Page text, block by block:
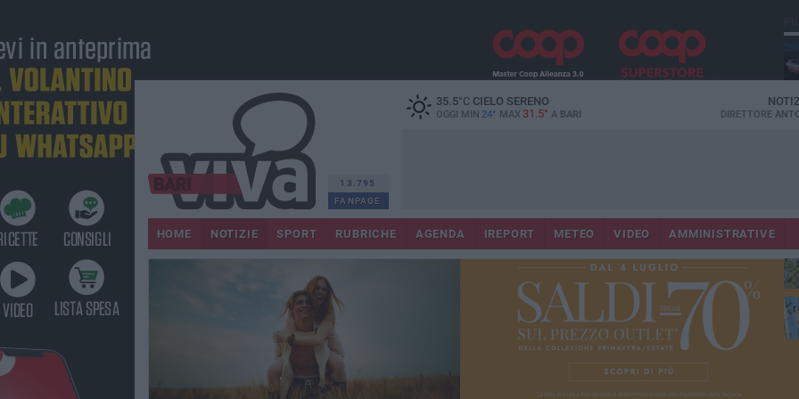
13.795
FANPAGE
35.5°CCIELO SERENO
OGGI MIN 24° MAX 31.5° A BARI DIRETTORE
HOME NOTIZIE SPORT RUBRICHE AGENDA IREPORT METEO VIDEO AMMINISTRATIVE